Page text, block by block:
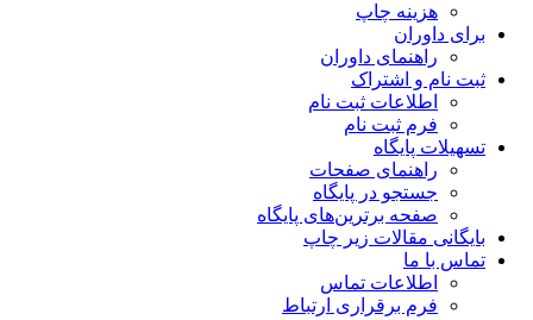
هزینه چاپ
برای داوران
راهنمای داوران
ثبت نام و اشتراک
اطلاعات ثبت نام
فرم ثبت نام
تسهیلات پایگاه
راهنمای صفحات
جستجو در پایگاه
صفحه برترین‌های پایگاه
بایگانی مقالات زیر چاپ
تماس با ما
اطلاعات تماس
فرم برقراری ارتباط